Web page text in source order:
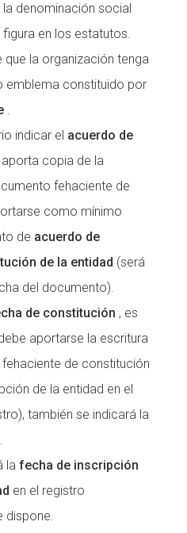
la denominación social
en los estatutos.
que la organización tenga
emblema constituido por
.
indicar el acuerdo de
aporta copia de la
fehaciente de
como mínimo
de acuerdo de
de la entidad (será
del documento).
de constitución , es
aportarse la escritura
de constitución
de la entidad en el
también se indicará la
la fecha de inscripción
en el registro
dispone.